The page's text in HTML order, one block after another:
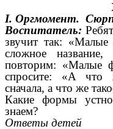
I. Оргмомент.
Воспитатель:
звучит так:
сложное
повторим: «Малые
спросите: «А что
сначала, а что же
Какие формы
знаем?
Ответы детей